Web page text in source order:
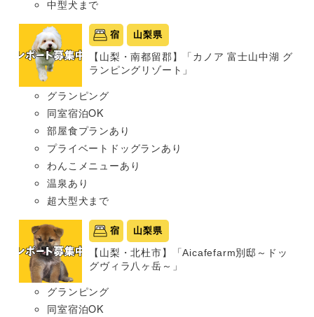
中型犬まで
宿 山梨県
【山梨・南都留郡】「カノア 富士山中湖 グ
ランピングリゾート」
グランピング
同室宿泊OK
部屋食プランあり
プライベートドッグランあり
わんこメニューあり
温泉あり
超大型犬まで
宿 山梨県
【山梨・北杜市】「Aicafefarm別邸～ドッ
グヴィラ八ヶ岳～」
グランピング
同室宿泊OK